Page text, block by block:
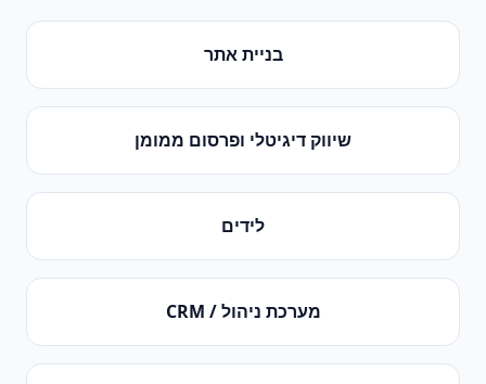
בניית אתר
שיווק דיגיטלי ופרסום ממומן
לידים
מערכת ניהול / CRM